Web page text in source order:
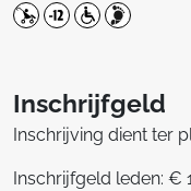
Inschrijfgeld
Inschrijving dient ter
Inschrijfgeld leden: €